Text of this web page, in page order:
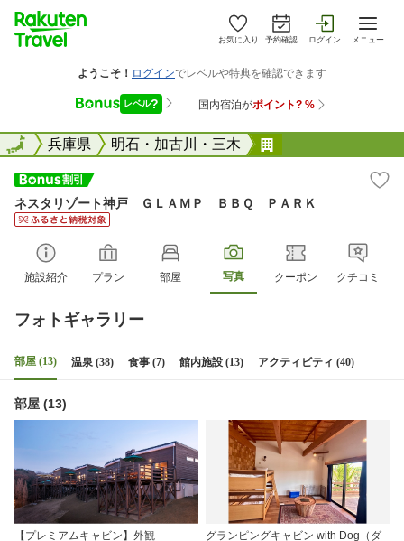
お気に入り 予約確認 ログイン メニュー
全国兵庫県 明石・加古川・三木
全国
ネスタリゾート神戸 ＧＬＡＭＰ ＢＢＱ ＰＡＲＫ
施設紹介 プラン 部屋 写真 クーポン クチコミ
フォトギャラリー
部屋 (13) 温泉 (38) 食事 (7) 館内施設 (13) アクティビティ (40)
部屋 (13)
【プレミアムキャビン】外観
グランピングキャビン with Dog（ダ